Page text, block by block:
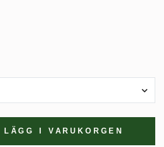
LÄGG I VARUKORGEN